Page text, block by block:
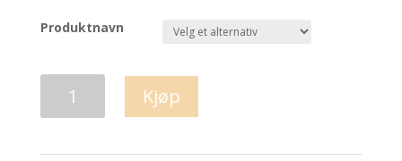
Produktnavn
6BA10B2
Kjøp